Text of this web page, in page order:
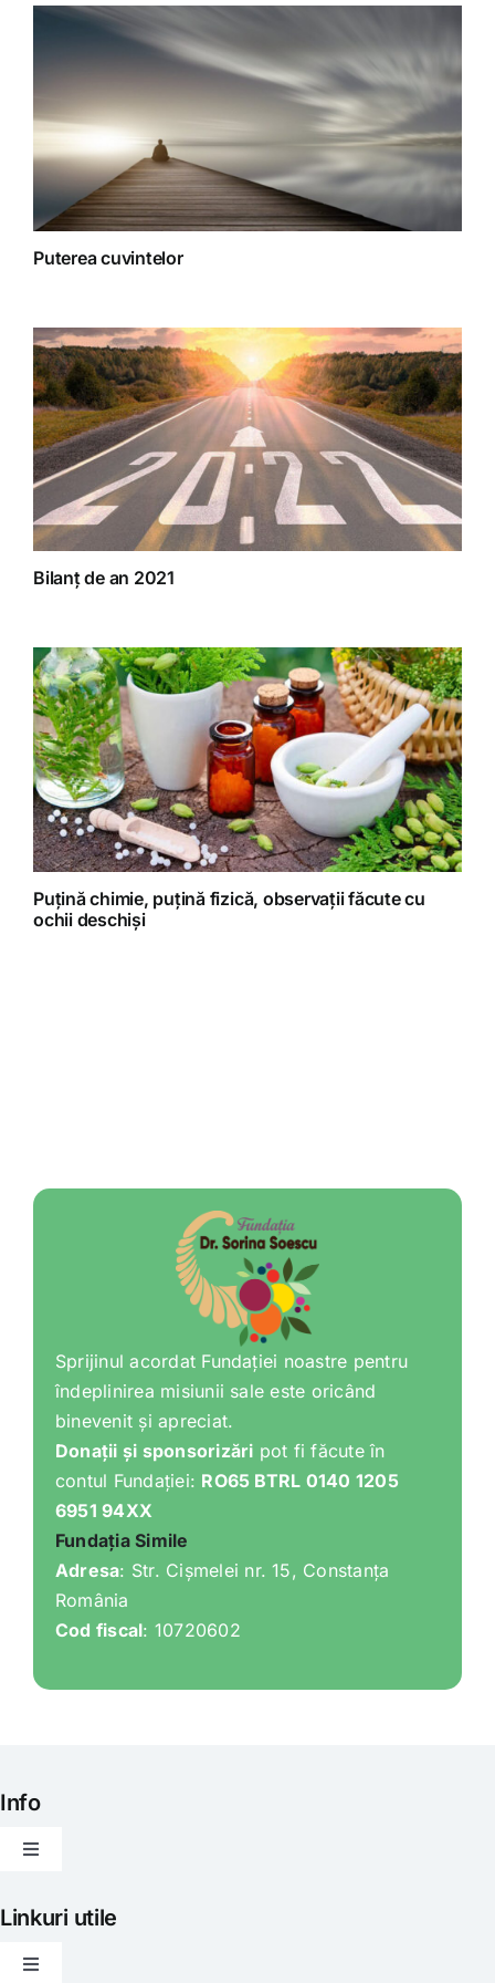
Puterea cuvintelor
Bilanț de an 2021
Puțină chimie, puțină fizică, observații făcute cu
ochii deschiși
Sprijinul acordat Fundației noastre pentru
îndeplinirea misiunii sale este oricând
binevenit și apreciat.
Donații și sponsorizări pot fi făcute în
contul Fundației: RO65 BTRL 0140 1205
6951 94XX
Fundația Simile
Adresa: Str. Cișmelei nr. 15, Constanța
România
Cod fiscal: 10720602
Info
Toggle
Articole
Linkuri utile
Toggle